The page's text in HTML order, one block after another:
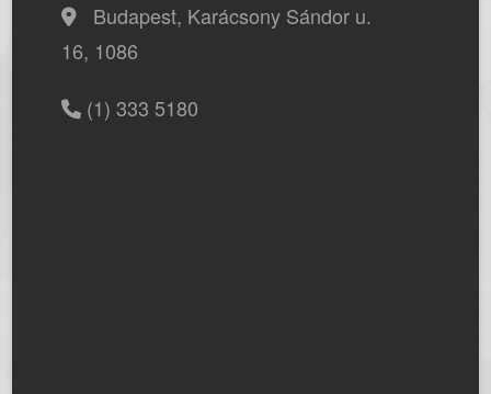
Budapest, Karácsony Sándor u.
16, 1086
(1) 333 5180